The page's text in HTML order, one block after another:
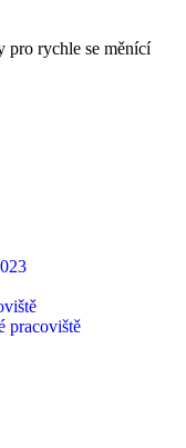
pro rychle se měnící
pracoviště